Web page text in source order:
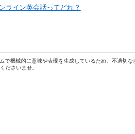
ライン英会話ってどれ？
で機械的に意味や表現を生成しているため、不適切な
ださいませ。